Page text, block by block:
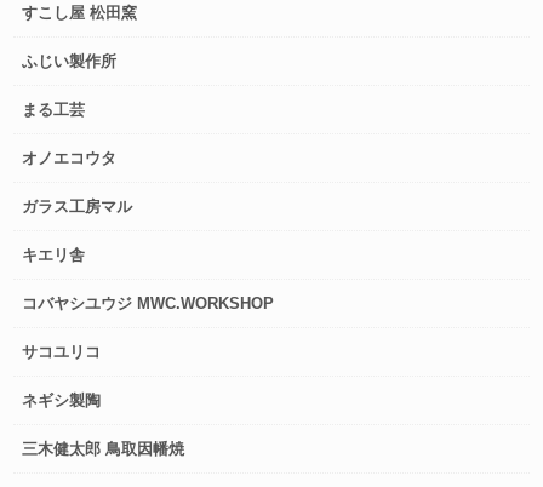
すこし屋 松田窯
ふじい製作所
まる工芸
オノエコウタ
ガラス工房マル
キエリ舎
コバヤシユウジ MWC.WORKSHOP
サコユリコ
ネギシ製陶
三木健太郎 鳥取因幡焼